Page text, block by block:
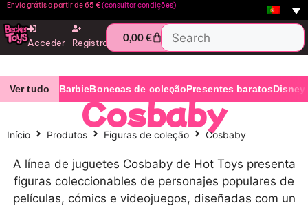
Envio grátis a partir de 65 €(consultar condições)
Acceder Registro 0,00€
Ver tudo BarbieBonecas de coleçãoPresentes baratosDisney
Cosbaby
Início Produtos Figuras de coleção Cosbaby
A línea de juguetes Cosbaby de Hot Toys presenta
figuras coleccionables de personajes populares de
películas, cómics e videojuegos, diseñadas com un